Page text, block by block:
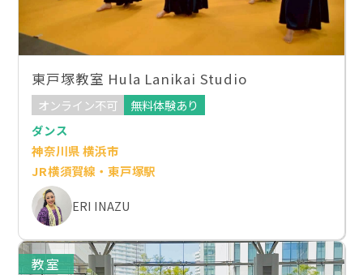
東戸塚教室 Hula Lanikai Studio
オンライン不可
無料体験あり
ダンス
神奈川県 横浜市
JR横須賀線・東戸塚駅
ERI INAZU
教室